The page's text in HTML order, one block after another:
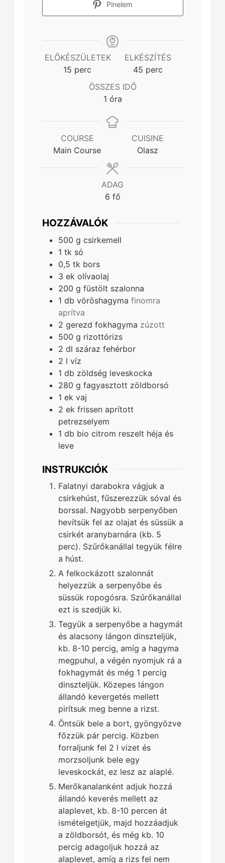
Pinelem
ELŐKÉSZÜLETEK
15minutes
perc
ELKÉSZÍTÉS
45minutes
perc
ÖSSZES IDŐ
1hour
óra
COURSE
Main Course
CUISINE
Olasz
ADAG
6 fő
HOZZÁVALÓK
500 g csirkemell
1 tk só
0,5 tk bors
3 ek olívaolaj
200 g füstölt szalonna
1 db vöröshagyma finomra
aprítva
2 gerezd fokhagyma zúzott
500 g rizottórizs
2 dl száraz fehérbor
2 l víz
1 db zöldség leveskocka
280 g fagyasztott zöldborsó
1 ek vaj
2 ek frissen aprított
petrezselyem
1 db bio citrom reszelt héja és
leve
INSTRUKCIÓK
Falatnyi darabokra vágjuk a
csirkehúst, fűszerezzük sóval és
borssal. Nagyobb serpenyőben
hevítsük fel az olajat és süssük a
csirkét aranybarnára (kb. 5
perc). Szűrőkanállal tegyük félre
a húst.
A felkockázott szalonnát
helyezzük a serpenyőbe és
süssük ropogósra. Szűrőkanállal
ezt is szedjük ki.
Tegyük a serpenyőbe a hagymát
és alacsony lángon dinszteljük,
kb. 8-10 percig, amíg a hagyma
megpuhul, a végén nyomjuk rá a
fokhagymát és még 1 percig
dinszteljük. Közepes lángon
állandó kevergetés mellett
pirítsuk meg benne a rizst.
Öntsük bele a bort, gyöngyözve
főzzük pár percig. Közben
forraljunk fel 2 l vizet és
morzsoljunk bele egy
leveskockát, ez lesz az alaplé.
Merőkanalanként adjuk hozzá
állandó keverés mellett az
alaplevet, kb. 8-10 percen át
ismételgetjük, majd hozzáadjuk
a zöldborsót, és még kb. 10
percig adagoljuk hozzá az
alaplevet, amíg a rizs fel nem